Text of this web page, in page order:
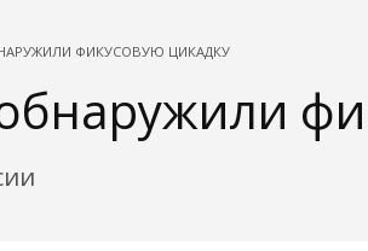
ФИКУСОВУЮ ЦИКАДКУ